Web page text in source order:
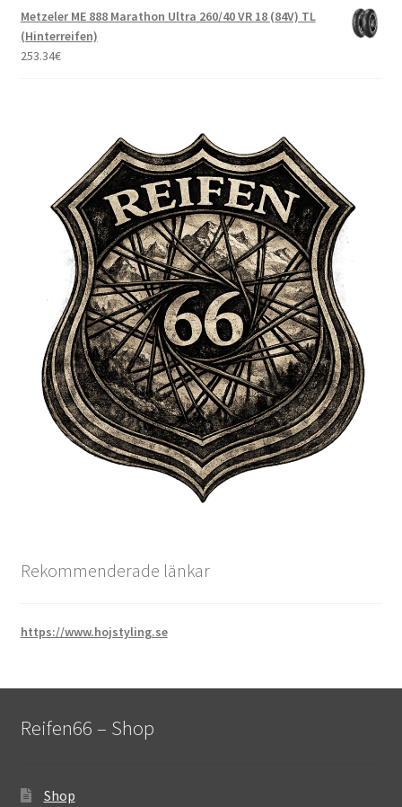
Metzeler ME 888 Marathon Ultra 260/40 VR 18 (84V) TL
(Hinterreifen)
253.34€
Rekommenderade länkar
https://www.hojstyling.se
Reifen66 – Shop
Shop